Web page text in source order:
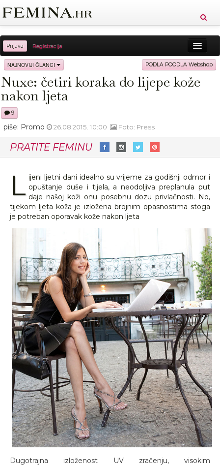
Prijava Registracija
Sreća Zdravlje Vitkost
Moda Ljubav Relax Putovanja Recepti
NAJNOVIJI ČLANCI PODLA POODLA Webshop
Nuxe: četiri koraka do lijepe kože
nakon ljeta
9
piše: Promo 26.08.2015. 10:00 Foto: Press
PRATITE FEMINU
L ijeni ljetni dani idealno su vrijeme za godišnji odmor i
opuštanje duše i tijela, a neodoljiva preplanula put
daje našoj koži onu posebnu dozu privlačnosti. No,
tijekom ljeta koža je izložena brojnim opasnostima stoga
je potreban oporavak kože nakon ljeta
Dugotrajna izloženost UV zračenju, visokim